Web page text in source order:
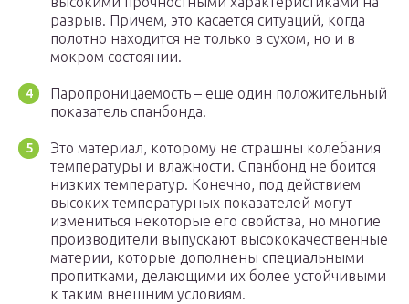
разрыв. Причем, это касается ситуаций, когда
полотно находится не только в сухом, но и в
мокром состоянии.
Паропроницаемость – еще один положительный
показатель спанбонда.
Это материал, которому не страшны колебания
температуры и влажности. Спанбонд не боится
низких температур. Конечно, под действием
высоких температурных показателей могут
измениться некоторые его свойства, но многие
производители выпускают высококачественные
материи, которые дополнены специальными
пропитками, делающими их более устойчивыми
к таким внешним условиям.